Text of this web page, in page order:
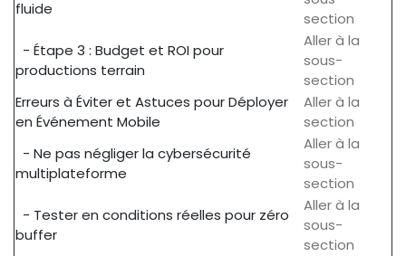
fluide
section
- Étape 3 : Budget et ROI pour
productions terrain
Aller à la
sous-
section
Erreurs à Éviter et Astuces pour Déployer
en Événement Mobile
Aller à la
section
- Ne pas négliger la cybersécurité
multiplateforme
Aller à la
sous-
section
- Tester en conditions réelles pour zéro
buffer
Aller à la
sous-
section